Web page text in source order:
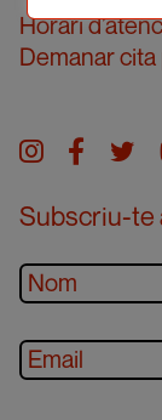
Horari
Demanar cita
Instagram
Subscriu-te